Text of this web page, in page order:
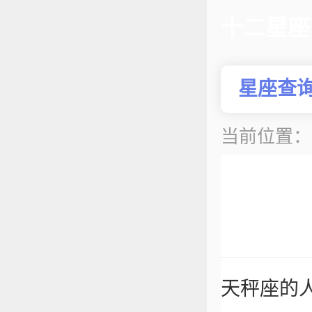
星座查
当前位置
天秤座的